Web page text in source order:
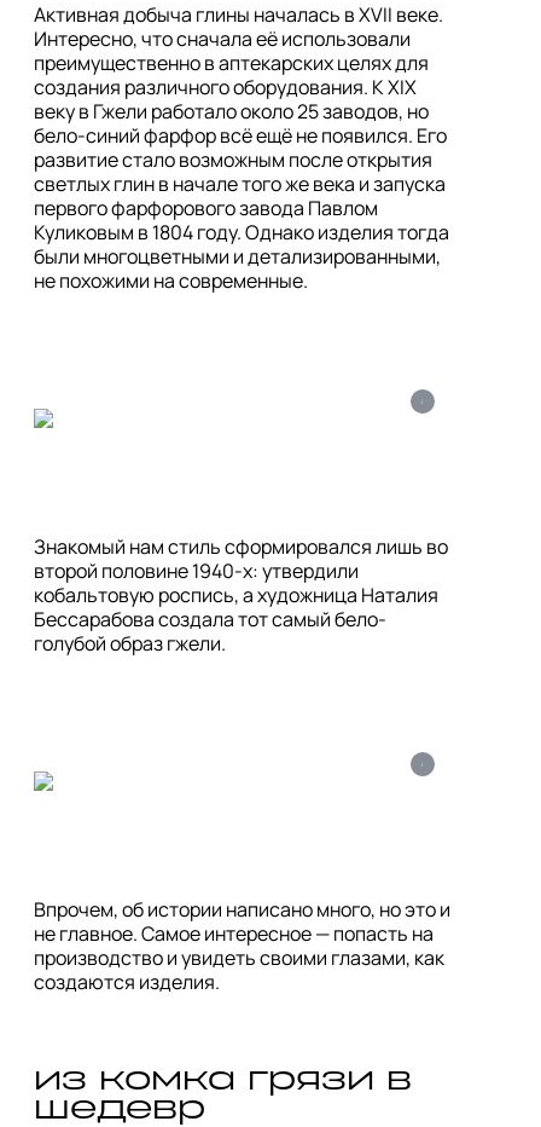
Активная добыча глины началась в XVII веке.
Интересно, что сначала её использовали
преимущественно в аптекарских целях для
создания различного оборудования. К XIX
веку в Гжели работало около 25 заводов, но
бело-синий фарфор всё ещё не появился. Его
развитие стало возможным после открытия
светлых глин в начале того же века и запуска
первого фарфорового завода Павлом
Куликовым в 1804 году. Однако изделия тогда
были многоцветными и детализированными,
не похожими на современные.
i
Знакомый нам стиль сформировался лишь во
второй половине 1940-х: утвердили
кобальтовую роспись, а художница Наталия
Бессарабова создала тот самый бело-
голубой образ гжели.
i
Впрочем, об истории написано много, но это и
не главное. Самое интересное — попасть на
производство и увидеть своими глазами, как
создаются изделия.
из комка грязи в
шедевр